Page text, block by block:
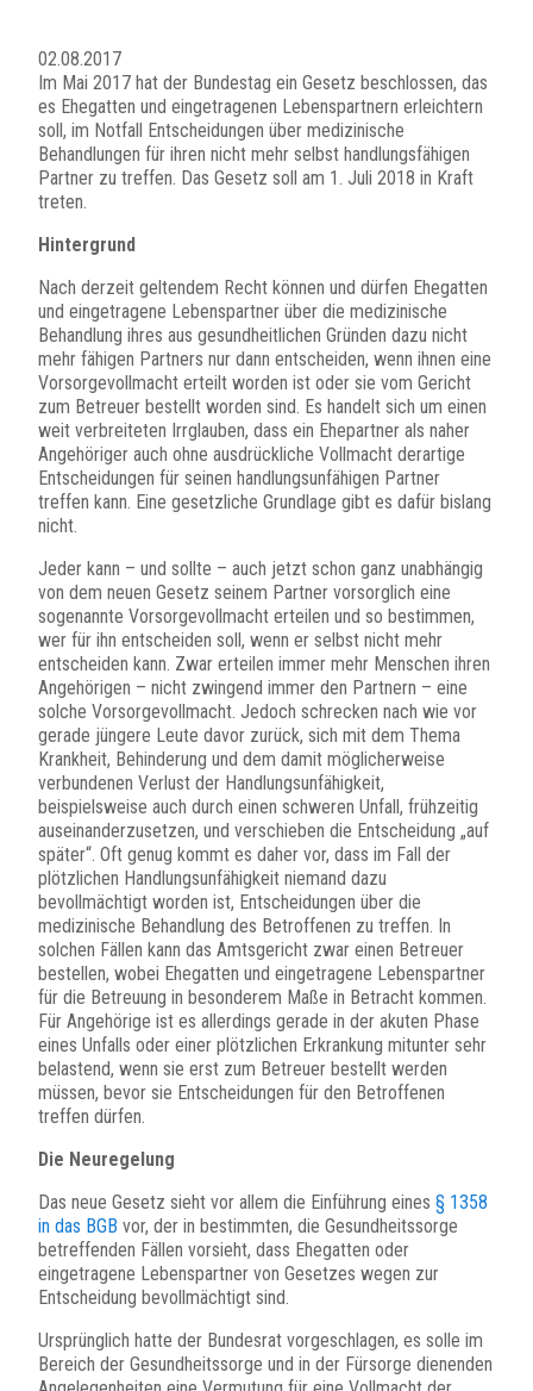
02.08.2017
Im Mai 2017 hat der Bundestag ein Gesetz beschlossen, das
es Ehegatten und eingetragenen Lebenspartnern erleichtern
soll, im Notfall Entscheidungen über medizinische
Behandlungen für ihren nicht mehr selbst handlungsfähigen
Partner zu treffen. Das Gesetz soll am 1. Juli 2018 in Kraft
treten.
Hintergrund
Nach derzeit geltendem Recht können und dürfen Ehegatten
und eingetragene Lebenspartner über die medizinische
Behandlung ihres aus gesundheitlichen Gründen dazu nicht
mehr fähigen Partners nur dann entscheiden, wenn ihnen eine
Vorsorgevollmacht erteilt worden ist oder sie vom Gericht
zum Betreuer bestellt worden sind. Es handelt sich um einen
weit verbreiteten Irrglauben, dass ein Ehepartner als naher
Angehöriger auch ohne ausdrückliche Vollmacht derartige
Entscheidungen für seinen handlungsunfähigen Partner
treffen kann. Eine gesetzliche Grundlage gibt es dafür bislang
nicht.
Jeder kann – und sollte – auch jetzt schon ganz unabhängig
von dem neuen Gesetz seinem Partner vorsorglich eine
sogenannte Vorsorgevollmacht erteilen und so bestimmen,
wer für ihn entscheiden soll, wenn er selbst nicht mehr
entscheiden kann. Zwar erteilen immer mehr Menschen ihren
Angehörigen – nicht zwingend immer den Partnern – eine
solche Vorsorgevollmacht. Jedoch schrecken nach wie vor
gerade jüngere Leute davor zurück, sich mit dem Thema
Krankheit, Behinderung und dem damit möglicherweise
verbundenen Verlust der Handlungsunfähigkeit,
beispielsweise auch durch einen schweren Unfall, frühzeitig
auseinanderzusetzen, und verschieben die Entscheidung „auf
später“. Oft genug kommt es daher vor, dass im Fall der
plötzlichen Handlungsunfähigkeit niemand dazu
bevollmächtigt worden ist, Entscheidungen über die
medizinische Behandlung des Betroffenen zu treffen. In
solchen Fällen kann das Amtsgericht zwar einen Betreuer
bestellen, wobei Ehegatten und eingetragene Lebenspartner
für die Betreuung in besonderem Maße in Betracht kommen.
Für Angehörige ist es allerdings gerade in der akuten Phase
eines Unfalls oder einer plötzlichen Erkrankung mitunter sehr
belastend, wenn sie erst zum Betreuer bestellt werden
müssen, bevor sie Entscheidungen für den Betroffenen
treffen dürfen.
Die Neuregelung
Das neue Gesetz sieht vor allem die Einführung eines § 1358
in das BGB vor, der in bestimmten, die Gesundheitssorge
betreffenden Fällen vorsieht, dass Ehegatten oder
eingetragene Lebenspartner von Gesetzes wegen zur
Entscheidung bevollmächtigt sind.
Ursprünglich hatte der Bundesrat vorgeschlagen, es solle im
Bereich der Gesundheitssorge und in der Fürsorge dienenden